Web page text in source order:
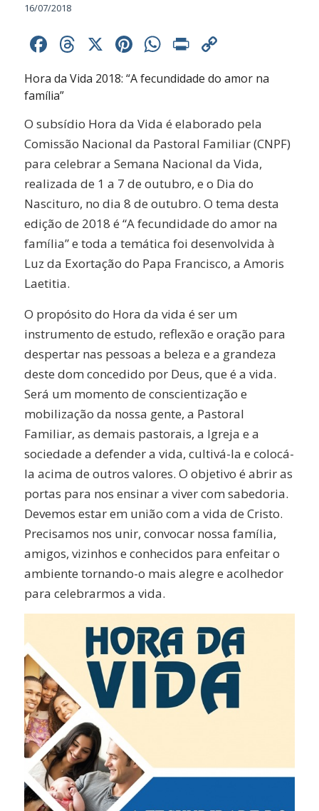
16/07/2018
Facebook
Threads
X Pinterest
WhatsApp
Print
Hora da Vida 2018: “A fecundidade do amor na
família”
O subsídio Hora da Vida é elaborado pela
Comissão Nacional da Pastoral Familiar (CNPF)
para celebrar a Semana Nacional da Vida,
realizada de 1 a 7 de outubro, e o Dia do
Nascituro, no dia 8 de outubro. O tema desta
edição de 2018 é “A fecundidade do amor na
família” e toda a temática foi desenvolvida à
Luz da Exortação do Papa Francisco, a Amoris
Laetitia.
O propósito do Hora da vida é ser um
instrumento de estudo, reflexão e oração para
despertar nas pessoas a beleza e a grandeza
deste dom concedido por Deus, que é a vida.
Será um momento de conscientização e
mobilização da nossa gente, a Pastoral
Familiar, as demais pastorais, a Igreja e a
sociedade a defender a vida, cultivá-la e colocá-
la acima de outros valores. O objetivo é abrir as
portas para nos ensinar a viver com sabedoria.
Devemos estar em união com a vida de Cristo.
Precisamos nos unir, convocar nossa família,
amigos, vizinhos e conhecidos para enfeitar o
ambiente tornando-o mais alegre e acolhedor
para celebrarmos a vida.